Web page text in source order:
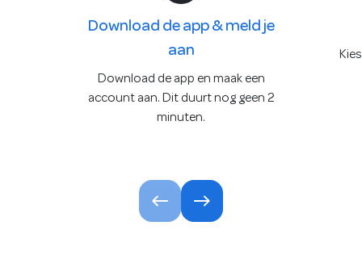
Download de app & meld je
aan
Download de app en maak een
account aan. Dit duurt nog geen 2
minuten.